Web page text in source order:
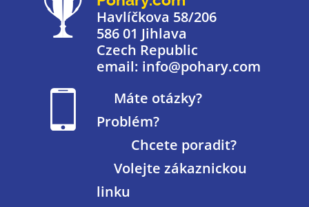
Havlíčkova 58/206
586 01 Jihlava
Czech Republic
email: info@pohary.com
Máte otázky?
Problém?
Chcete poradit?
Volejte zákaznickou
linku